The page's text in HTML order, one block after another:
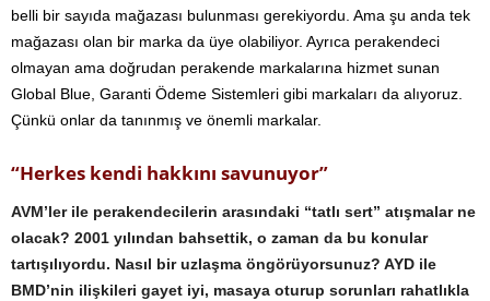
belli bir sayıda mağazası bulunması gerekiyordu. Ama şu anda tek
mağazası olan bir marka da üye olabiliyor. Ayrıca perakendeci
olmayan ama doğrudan perakende markalarına hizmet sunan
Global Blue, Garanti Ödeme Sistemleri gibi markaları da alıyoruz.
Çünkü onlar da tanınmış ve önemli markalar.
“Herkes kendi hakkını savunuyor”
AVM’ler ile perakendecilerin arasındaki “tatlı sert” atışmalar ne
olacak? 2001 yılından bahsettik, o zaman da bu konular
tartışılıyordu. Nasıl bir uzlaşma öngörüyorsunuz? AYD ile
BMD’nin ilişkileri gayet iyi, masaya oturup sorunları rahatlıkla